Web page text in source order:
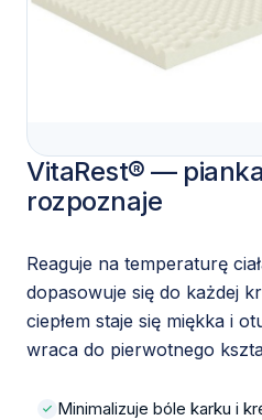
VitaRest® —
rozpoznaje
Reaguje na temperaturę
dopasowuje się do każdej
ciepłem staje się miękka i
wraca do pierwotnego
Minimalizuje bóle karku i